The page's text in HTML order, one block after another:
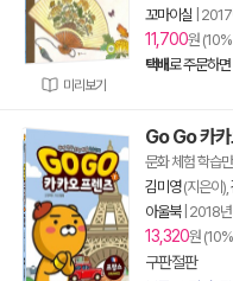
미리보기
꼬마이실 2017
11,700원
택배로 주문하면
Go Go 카카
문화 체험 학습
김미영(지은이),
아울북| 2018
13,320원
구판절판